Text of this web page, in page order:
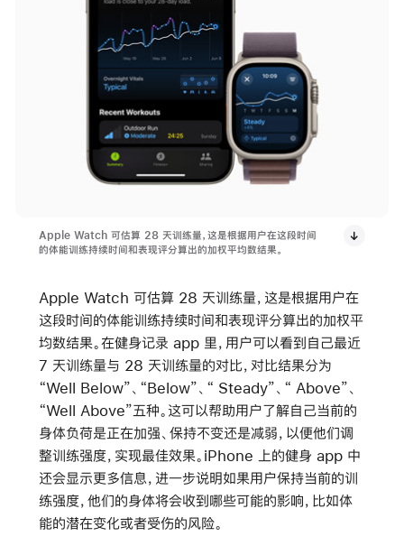
Apple Watch 可估算 28 天训练量，这是根据用户在这段时间
的体能训练持续时间和表现评分算出的加权平均数结果。
Apple Watch 可估算 28 天训练量，这是根据用户在
这段时间的体能训练持续时间和表现评分算出的加权平
均数结果。在健身记录 app 里，用户可以看到自己最近
7 天训练量与 28 天训练量的对比，对比结果分为
“Well Below”、“Below”、“ Steady”、“ Above”、
“Well Above”五种。这可以帮助用户了解自己当前的
身体负荷是正在加强、保持不变还是减弱，以便他们调
整训练强度，实现最佳效果。iPhone 上的健身 app 中
还会显示更多信息，进一步说明如果用户保持当前的训
练强度，他们的身体将会收到哪些可能的影响，比如体
能的潜在变化或者受伤的风险。